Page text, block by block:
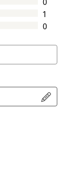
0
1
0